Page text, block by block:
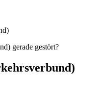
gerade gestört?